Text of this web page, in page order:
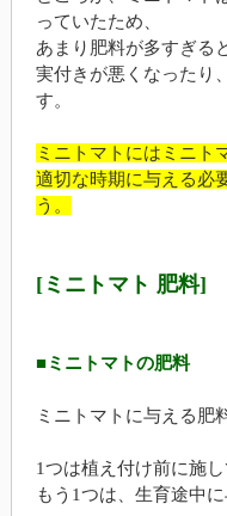
っていたため、
あまり肥料が多すぎる
実付きが悪くなったり
す。
ミニトマトにはミニト
適切な時期に与える必
う。
[ミニトマト 肥料]
■ミニトマトの肥料
ミニトマトに与える肥
1つは植え付け前に施
もう1つは、生育途中